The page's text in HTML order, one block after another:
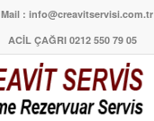
Mail : info@creavitservisi.com.tr
ACİL ÇAĞRI 0212 550 79 05